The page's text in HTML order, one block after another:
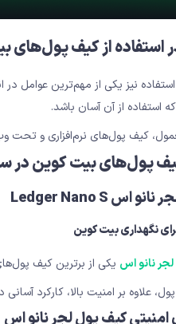
استفاده از کیف پول‌های
نیز یکی از مهم‌ترین عوامل
استفاده از آن آسان باشد.
کیف پول‌های نرم‌افزاری و تحت
پول‌های بیت ‌کوین در سال
نانو اسLedger Nano S
نگهداری بیت ‌کوین
لجر نانو اس یکی از برترین کیف
علاوه بر امنیت بالا، کارکرد
کیف پول لجر نانو اس